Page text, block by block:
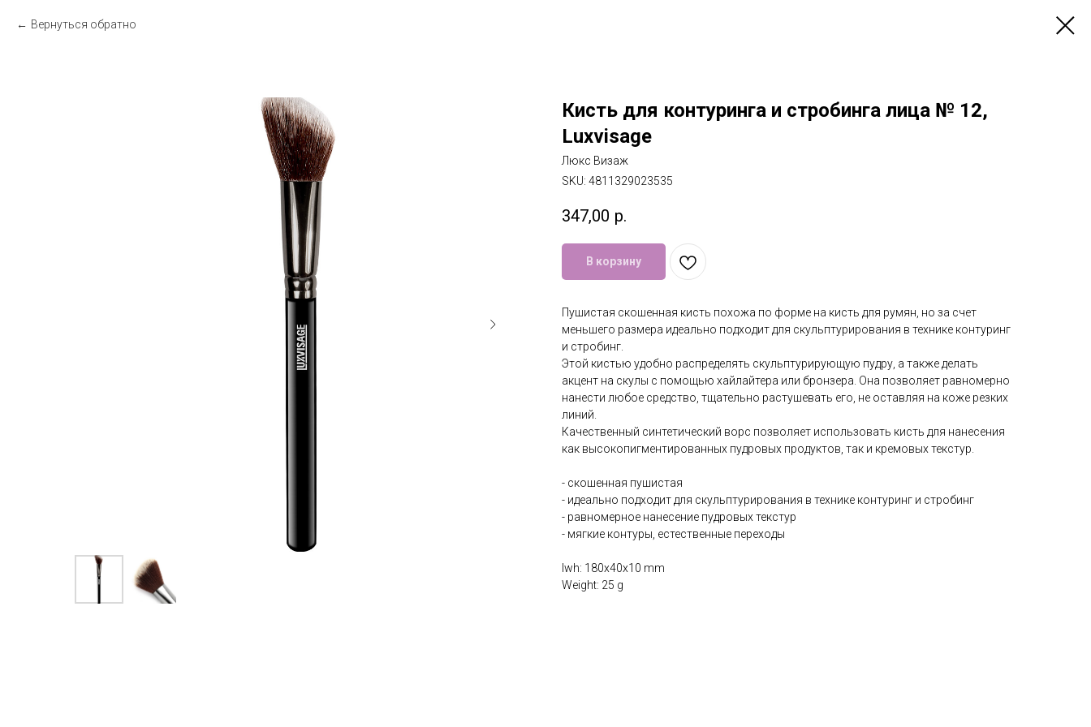
Вернуться обратно
Кисть для контуринга и стробинга лица № 12,
Luxvisage
Люкс Визаж
SKU: 4811329023535
347,00 р.
В корзину
Пушистая скошенная кисть похожа по форме на кисть для румян, но за счет
меньшего размера идеально подходит для скульптурирования в технике контуринг
и стробинг.
Этой кистью удобно распределять скульптурирующую пудру, а также делать
акцент на скулы с помощью хайлайтера или бронзера. Она позволяет равномерно
нанести любое средство, тщательно растушевать его, не оставляя на коже резких
линий.
Качественный синтетический ворс позволяет использовать кисть для нанесения
как высокопигментированных пудровых продуктов, так и кремовых текстур.
- скошенная пушистая
- идеально подходит для скульптурирования в технике контуринг и стробинг
- равномерное нанесение пудровых текстур
- мягкие контуры, естественные переходы
lwh: 180x40x10 mm
Weight: 25 g